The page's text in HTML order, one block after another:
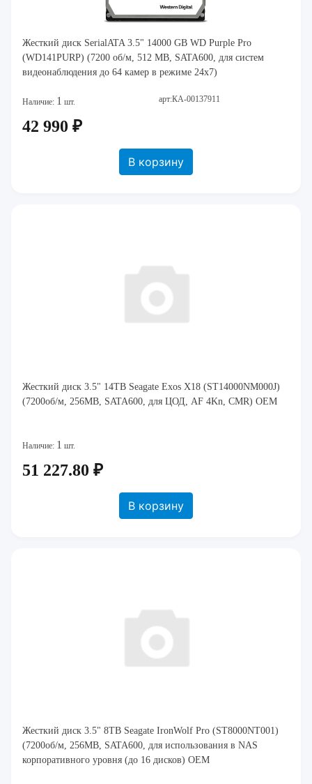
Жесткий диск SerialATA 3.5" 14000 GB WD Purple Pro
(WD141PURP) (7200 об/м, 512 MB, SATA600, для систем
видеонаблюдения до 64 камер в режиме 24x7)
Наличие: 1 шт. арт:КА-00137911
42 990 ₽
В корзину
Жесткий диск 3.5" 14TB Seagate Exos X18 (ST14000NM000J)
(7200об/м, 256MB, SATA600, для ЦОД, AF 4Kn, CMR) OEM
Наличие: 1 шт.
51 227.80 ₽
В корзину
Жесткий диск 3.5" 8TB Seagate IronWolf Pro (ST8000NT001)
(7200об/м, 256MB, SATA600, для использования в NAS
корпоративного уровня (до 16 дисков) OEM